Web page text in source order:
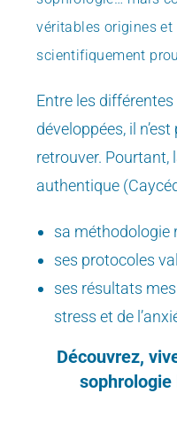
véritables origines
scientifiquement
Entre les
développées, il
retrouver. Pourtant,
authentique
sa méthodologie
ses protocoles
ses résultats
stress et de
Découvrez,
sophrologie